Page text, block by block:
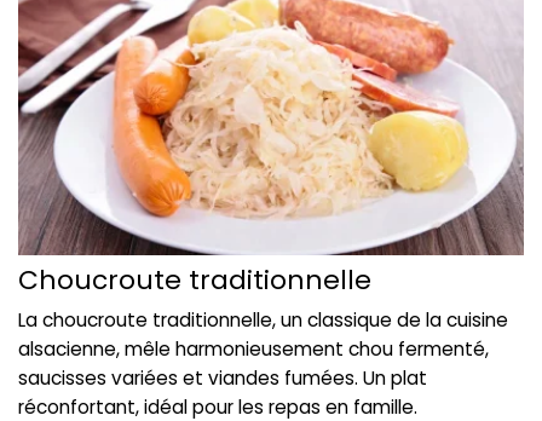
Choucroute traditionnelle
La choucroute traditionnelle, un classique de la cuisine
alsacienne, mêle harmonieusement chou fermenté,
saucisses variées et viandes fumées. Un plat
réconfortant, idéal pour les repas en famille.